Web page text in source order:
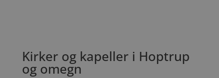
Kirker og kapeller i Hoptrup
og omegn